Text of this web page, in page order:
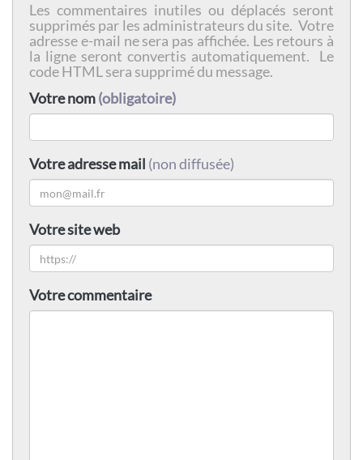
Les commentaires inutiles ou déplacés seront
supprimés par les administrateurs du site. Votre
adresse e-mail ne sera pas affichée. Les retours à
la ligne seront convertis automatiquement. Le
code HTML sera supprimé du message.
Votre nom(obligatoire)
Votre adresse mail (non diffusée)
Votre site web
Votre commentaire